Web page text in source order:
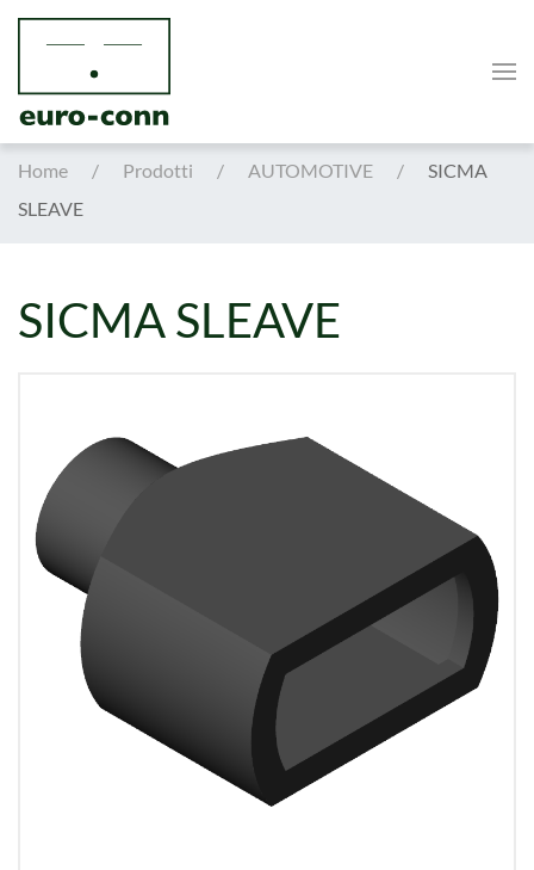
Skip to main content
Home Prodotti AUTOMOTIVE
SICMA
SLEAVE
SICMA SLEAVE